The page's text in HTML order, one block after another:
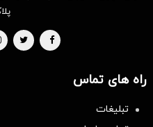
راه های تماس
تبلیغات